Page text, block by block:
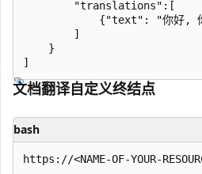
        "translations":[
{"text": "你好,
        ]
    }
文档翻译自定义终结点
bash